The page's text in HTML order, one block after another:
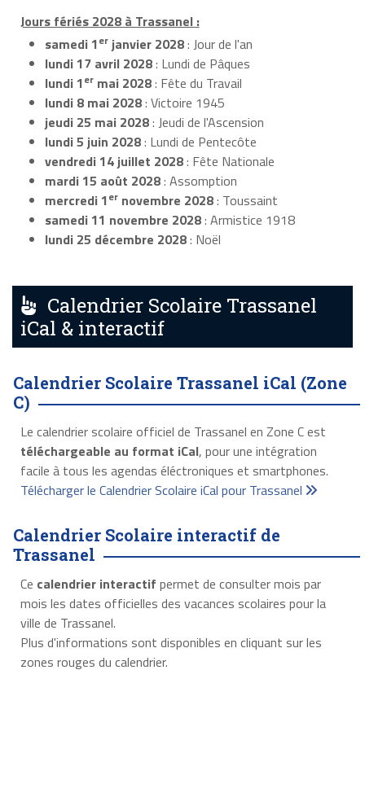
Jours fériés 2028 à Trassanel :
samedi 1er janvier 2028: Jour de l'an
lundi 17 avril 2028: Lundi de Pâques
lundi 1er mai 2028: Fête du Travail
lundi 8 mai 2028: Victoire 1945
jeudi 25 mai 2028: Jeudi de l'Ascension
lundi 5 juin 2028: Lundi de Pentecôte
vendredi 14 juillet 2028: Fête Nationale
mardi 15 août 2028: Assomption
mercredi 1er novembre 2028: Toussaint
samedi 11 novembre 2028: Armistice 1918
lundi 25 décembre 2028: Noël
Calendrier Scolaire Trassanel
iCal & interactif
Calendrier Scolaire Trassanel iCal (Zone
C)
Le calendrier scolaire officiel de Trassanel en Zone C est
téléchargeable au format iCal, pour une intégration
facile à tous les agendas éléctroniques et smartphones.
Télécharger le Calendrier Scolaire iCal pour Trassanel
Calendrier Scolaire interactif de
Trassanel
Ce calendrier interactif permet de consulter mois par
mois les dates officielles des vacances scolaires pour la
ville de Trassanel.
Plus d'informations sont disponibles en cliquant sur les
zones rouges du calendrier.